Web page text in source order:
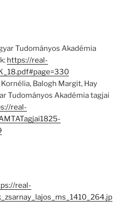
Tudományos Akadémia
https://real-
Balogh Margit, Hay
Tudományos Akadémia tagjai
real-
real-